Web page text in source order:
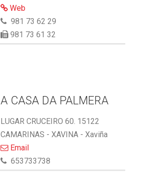
Web
981 73 62 29
981 73 61 32
A CASA DA PALMERA
LUGAR CRUCEIRO 60. 15122
CAMARINAS - XAVINA - Xaviña
Email
653733738